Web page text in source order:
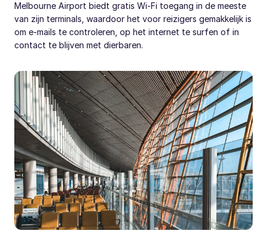
Melbourne Airport biedt gratis Wi-Fi toegang in de meeste
van zijn terminals, waardoor het voor reizigers gemakkelijk is
om e-mails te controleren, op het internet te surfen of in
contact te blijven met dierbaren.